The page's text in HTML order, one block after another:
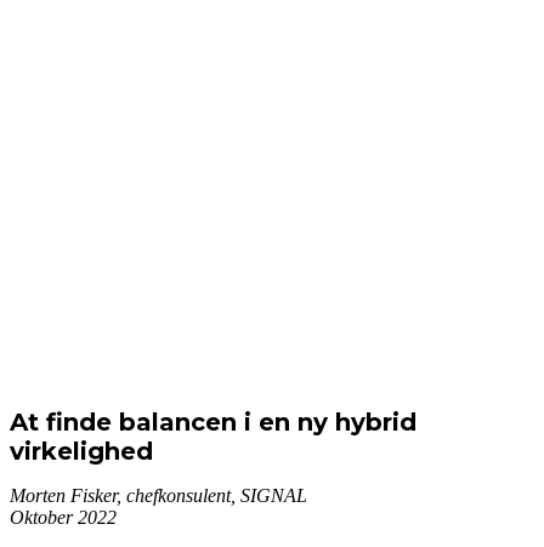
At finde balancen i en ny hybrid
virkelighed
Morten Fisker, chefkonsulent, SIGNAL
Oktober 2022